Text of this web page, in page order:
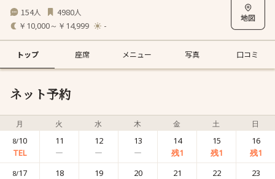
154人 4980人
￥10,000～￥14,999 -
トップ 座席 メニュー 写真 口コミ
ネット予約
月 火 水 木 金 土 日
8/10 11 12 13 14 15 16
8/17 18 19 20 21 22 23